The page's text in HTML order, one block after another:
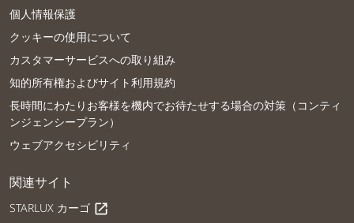
個人情報保護
クッキーの使用について
カスタマーサービスへの取り組み
知的所有権およびサイト利用規約
長時間にわたりお客様を機内でお待たせする場合の対策（コンティ
ンジェンシープラン）
ウェブアクセシビリティ
関連サイト
STARLUX カーゴ open_in_new